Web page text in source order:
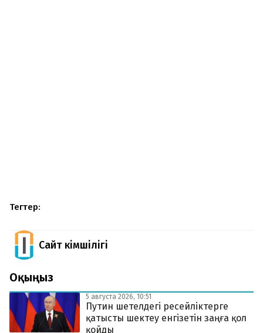
Тегтер:
Сайт Әкімшілігі
Оқыңыз
5 августа 2026, 10:51
Путин шетелдегі ресейліктерге
қатысты шектеу енгізетін заңға қол
қойды